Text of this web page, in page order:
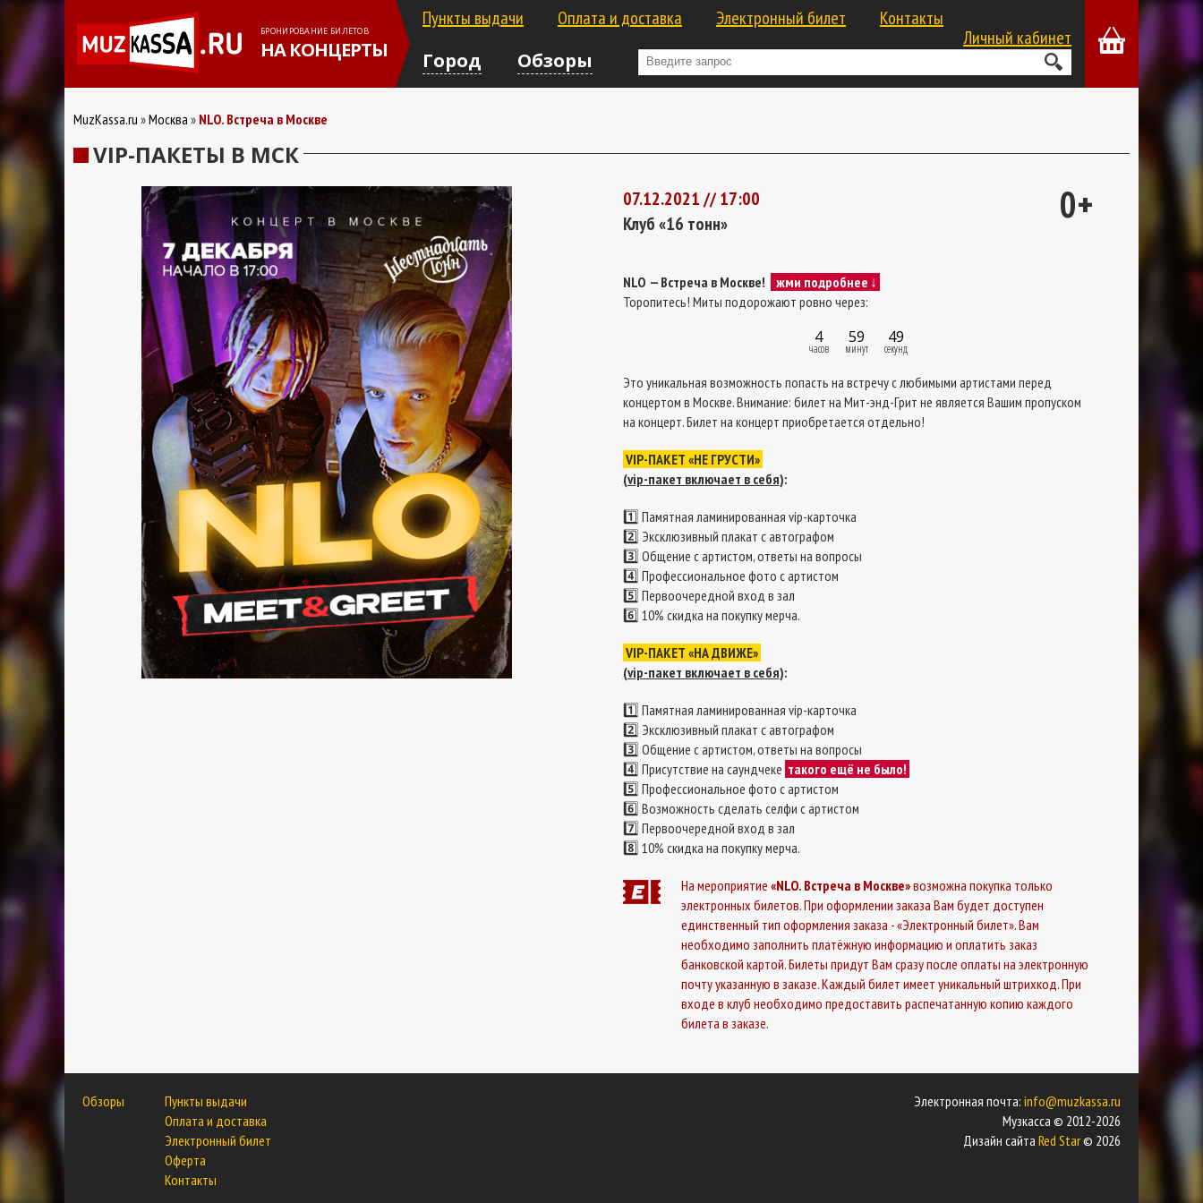
БРОНИРОВАНИЕ БИЛЕТОВ
НА КОНЦЕРТЫ
Пункты выдачи Оплата и доставка Электронный билет
Контакты
Личный кабинет
Город Обзоры
MuzKassa.ru Москва NLO. Встреча в Москве
VIP-ПАКЕТЫ В МСК
0+
07.12.2021 // 17:00
Клуб «16 тонн»
NLO — Встреча в Москве! жми подробнее ↓
Торопитесь! Миты подорожают ровно через:
4
часов
59
минут
49
секунд
Это уникальная возможность попасть на встречу с любимыми артистами перед
концертом в Москве. Внимание: билет на Мит-энд-Грит не является Вашим пропуском
на концерт. Билет на концерт приобретается отдельно!
VIP-ПАКЕТ «НЕ ГРУСТИ»
(vip-пакет включает в себя):
1️⃣ Памятная ламинированная vip-карточка
2️⃣ Эксклюзивный плакат с автографом
3️⃣ Общение с артистом, ответы на вопросы
4️⃣ Профессиональное фото с артистом
5️⃣ Первоочередной вход в зал
6️⃣ 10% скидка на покупку мерча.
VIP-ПАКЕТ «НА ДВИЖЕ»
(vip-пакет включает в себя):
1️⃣ Памятная ламинированная vip-карточка
2️⃣ Эксклюзивный плакат с автографом
3️⃣ Общение с артистом, ответы на вопросы
4️⃣ Присутствие на саундчеке такого ещё не было!
5️⃣ Профессиональное фото с артистом
6️⃣ Возможность сделать селфи с артистом
7️⃣ Первоочередной вход в зал
8️⃣ 10% скидка на покупку мерча.
На мероприятие «NLO. Встреча в Москве»возможна покупка только
электронных билетов. При оформлении заказа Вам будет доступен
единственный тип оформления заказа - «Электронный билет». Вам
необходимо заполнить платёжную информацию и оплатить заказ
банковской картой. Билеты придут Вам сразу после оплаты на электронную
почту указанную в заказе. Каждый билет имеет уникальный штрихкод. При
входе в клуб необходимо предоставить распечатанную копию каждого
билета в заказе.
Обзоры
Пункты выдачи
Оплата и доставка
Электронный билет
Оферта
Контакты
Электронная почта: info@muzkassa.ru
Музкасса © 2012-2026
Дизайн сайта Red Star© 2026